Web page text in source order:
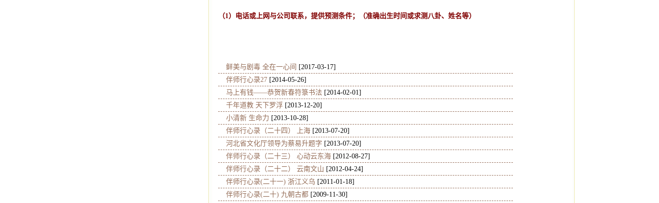
（1）电话或上网与公司联系，提供预测条件；（准确出生时间或求测八卦、姓名等）
鲜美与剧毒 全在一心间
[2017-03-17]
伴师行心录27 [2014-05-26]
马上有钱——恭贺新春符箓书法 [2014-02-01]
千年道教 天下罗浮 [2013-12-20]
小清新 生命力 [2013-10-28]
伴师行心录（二十四） 上海 [2013-07-20]
河北省文化厅领导为蔡易升题字 [2013-07-20]
伴师行心录（二十三） 心动云东海 [2012-08-27]
伴师行心录（二十二） 云南文山 [2012-04-24]
伴师行心录(二十一) 浙江义乌 [2011-01-18]
伴师行心录(二十) 九朝古都 [2009-11-30]